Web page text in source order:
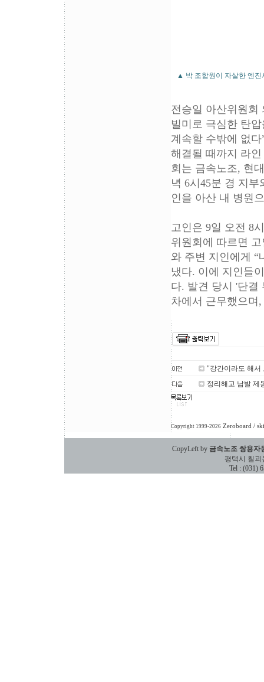
▲ 박 조합원이 자살한 엔진
전승일 아산위원회
빌미로 극심한 탄
계속할 수밖에 없
해결될 때까지 라
회는 금속노조, 현
녁 6시45분 경 지
인을 아산 내 병원
고인은 9일 오전 8
위원회에 따르면
와 주변 지인에게 “
냈다. 이에 지인들
다. 발견 당시 '단결
차에서 근무했으며
"강간이라도 해서
정리해고 남발 제
Copyright 1999-2026 Zeroboard /
CopyLeft by 금속노조 쌍용자
평택시 칠괴동
Tel : (031)